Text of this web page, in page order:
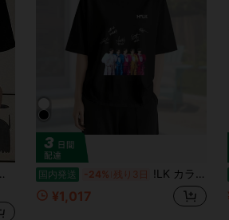
国内発送 -24% 残り3日 !LK カラーステージ衣装集合写真 全員サイン+グループロゴ 記念デザイン 半袖 レディース ゆったり 白黒 2 カラー展開 推し活グッズファン向け コレクション
¥1,017